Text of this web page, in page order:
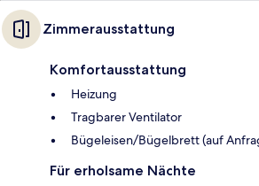
Zimmerausstattung
Komfortausstattung
Heizung
Tragbarer Ventilator
Bügeleisen/Bügelbrett (auf
Für erholsame Nächte